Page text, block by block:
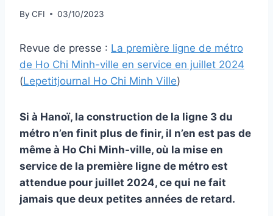
By CFI 03/10/2023
Revue de presse : La première ligne de métro
de Ho Chi Minh-ville en service en juillet 2024
(Lepetitjournal Ho Chi Minh Ville)
Si à Hanoï, la construction de la ligne 3 du
métro n’en finit plus de finir, il n’en est pas de
même à Ho Chi Minh-ville, où la mise en
service de la première ligne de métro est
attendue pour juillet 2024, ce qui ne fait
jamais que deux petites années de retard.